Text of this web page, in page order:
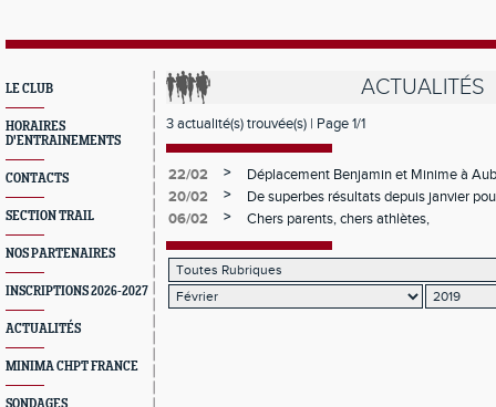
LE CLUB
HORAIRES
D'ENTRAINEMENTS
CONTACTS
SECTION TRAIL
NOS PARTENAIRES
INSCRIPTIONS 2026-2027
ACTUALITÉS
MINIMA CHPT FRANCE
ACTUALITÉS
3 actualité(s) trouvée(s) | Page 1/1
22/02 >
Déplacement Benjamin et Minime à
20/02
>
De superbes résultats depuis janvier
06/02
> Chers parents, chers athlètes,